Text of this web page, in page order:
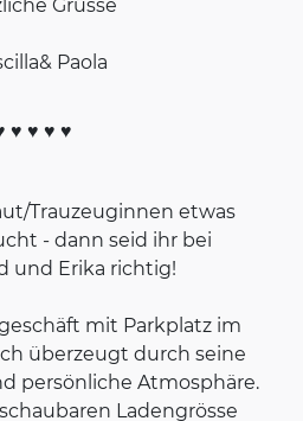
Grûsse
Paola
♥ ♥ ♥ ♥
Trauzeuginnen etwas
- dann seid ihr bei
und Erika richtig!
mit Parkplatz im
überzeugt durch seine
persönliche Atmosphäre.
Ladengrösse